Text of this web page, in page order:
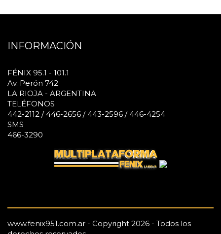
INFORMACIÓN
FÉNIX 95.1 - 101.1
Av. Perón 742
LA RIOJA - ARGENTINA
TELÉFONOS
442-2112 / 446-2656 / 443-2596 / 446-4254
SMS
466-3290
www.fenix951.com.ar - Copyright 2026 - Todos los